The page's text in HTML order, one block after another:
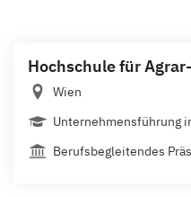
Hochschule für
Wien
Unternehmensführung
Berufsbegleitendes